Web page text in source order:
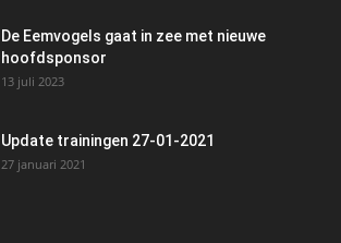
De Eemvogels gaat in zee met nieuwe
hoofdsponsor
13 juli 2023
Update trainingen 27-01-2021
27 januari 2021